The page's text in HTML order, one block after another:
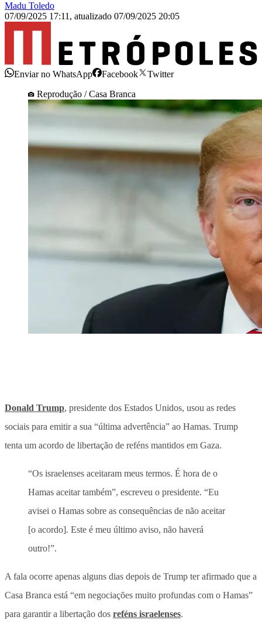
Madu Toledo
07/09/2025 17:11 , atualizado 07/09/2025 20:05
Enviar no WhatsApp Facebook
Twitter
Reprodução / Casa Branca
Donald Trump, presidente dos Estados Unidos, usou as redes
sociais para emitir a sua “última advertência” ao Hamas. Trump
tenta um acordo de libertação de reféns mantidos em Gaza.
“Os israelenses aceitaram meus termos. É hora de o
Hamas aceitar também”, escreveu o presidente. “Eu
avisei o Hamas sobre as consequências de não aceitar
[o acordo]. Este é meu último aviso, não haverá
outro!”.
A fala ocorre apenas alguns dias depois de Trump ter afirmado que a
Casa Branca está “em negociações muito profundas com o Hamas”
para garantir a libertação dos reféns israelenses.